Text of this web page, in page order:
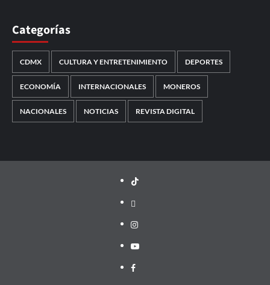
Categorías
CDMX CULTURA Y ENTRETENIMIENTO DEPORTES
ECONOMÍA INTERNACIONALES MONEROS
NACIONALES NOTICIAS REVISTA DIGITAL
TikTok
threads
Instagram
Youtube
Facebook